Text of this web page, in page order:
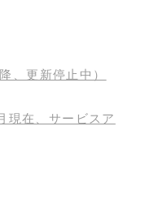
、更新停止中）
在、サービスア